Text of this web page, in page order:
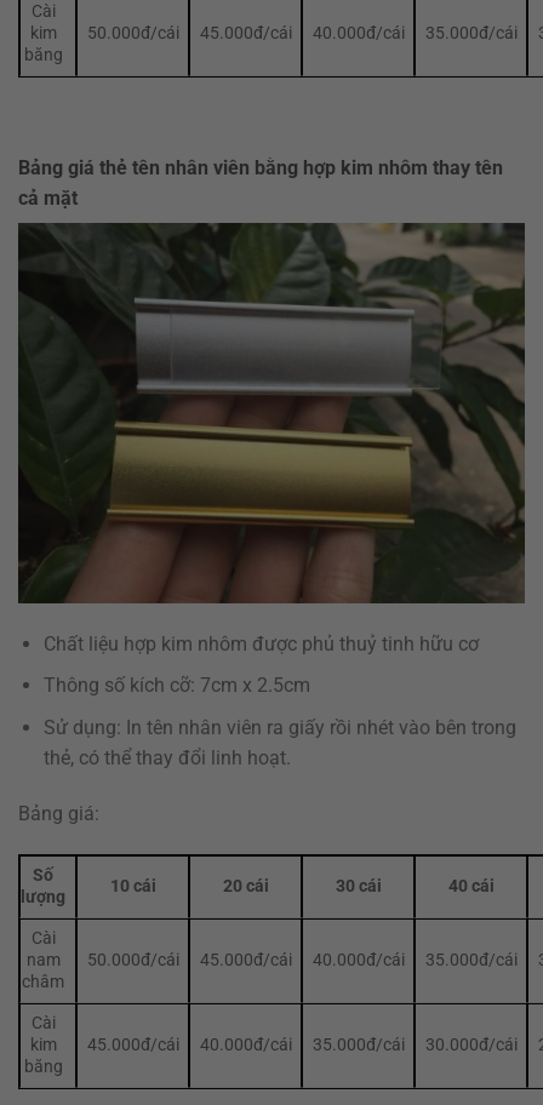
Cài
kim
băng
50.000đ/cái 45.000đ/cái 40.000đ/cái 35.000đ/cái
Bảng giá thẻ tên nhân viên bằng hợp kim nhôm thay tên
cả mặt
Chất liệu hợp kim nhôm được phủ thuỷ tinh hữu cơ
Thông số kích cỡ: 7cm x 2.5cm
Sử dụng: In tên nhân viên ra giấy rồi nhét vào bên trong
thẻ, có thể thay đổi linh hoạt.
Bảng giá:
Số
lượng
10 cái 20 cái 30 cái 40 cái
Cài
nam
châm
50.000đ/cái 45.000đ/cái 40.000đ/cái 35.000đ/cái
Cài
kim
băng
45.000đ/cái 40.000đ/cái 35.000đ/cái 30.000đ/cái